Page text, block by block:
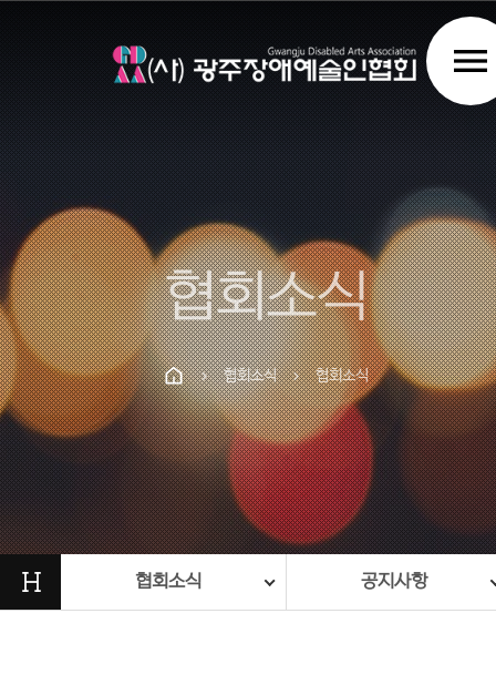
menu
협회소식
chevron_right 협회소식 chevron_right 협회소식
H 협회소식 공지사항